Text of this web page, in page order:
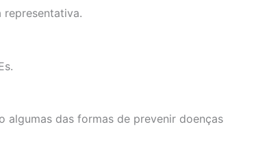
algumas das formas de prevenir doenças